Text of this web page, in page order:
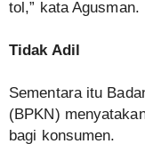
tol,” kata Agusman.
Tidak Adil
Sementara itu
(BPKN)
bagi konsumen.